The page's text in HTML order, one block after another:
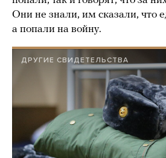
Они не знали, им сказали, что
а попали на войну.
ДРУГИЕ СВИДЕТЕЛЬСТВА